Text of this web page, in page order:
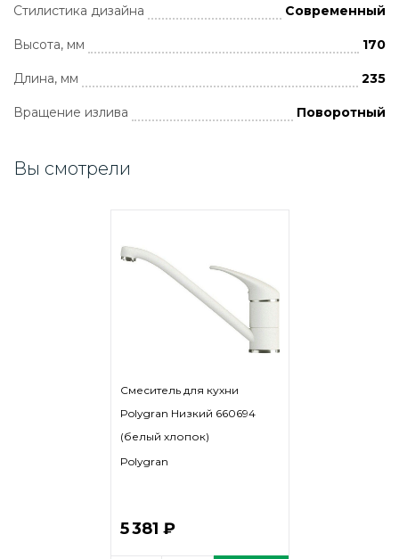
Стилистика дизайна Современный
Высота, мм 170
Длина, мм 235
Вращение излива Поворотный
Вы смотрели
Смеситель для кухни
Polygran Низкий 660694
(белый хлопок)
Polygran
5 381 ₽